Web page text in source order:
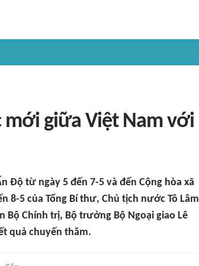
giữa Việt Nam với
Độ từ ngày 5 đến 7-5 và đến Cộng hòa xã
8-5 của Tổng Bí thư, Chủ tịch nước Tô Lâm
Chính trị, Bộ trưởng Bộ Ngoại giao Lê
quả chuyến thăm.